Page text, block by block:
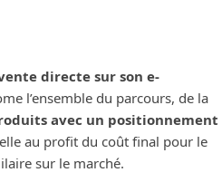
directe sur son e-
l’ensemble du parcours, de la
avec un positionnement
au profit du coût final pour le
sur le marché.